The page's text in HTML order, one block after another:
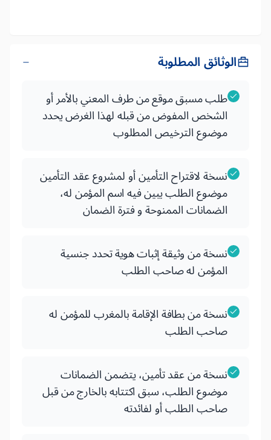
الوثائق المطلوبة
طلب مسبق موقع من طرف المعني بالأمر أو
الشخص المفوض من قبله لهذا الغرض يحدد
موضوع الترخيص المطلوب
نسخة لاقتراح التأمين أو لمشروع عقد التأمين
موضوع الطلب يبين فيه اسم المؤمن له،
الضمانات الممنوحة و فترة الضمان
نسخة من وثيقة إثبات هوية تحدد جنسية
المؤمن له صاحب الطلب
نسخة من بطافة الإقامة بالمغرب للمؤمن له
صاحب الطلب
نسخة من عقد تأمين، يتضمن الضمانات
موضوع الطلب، سبق اكتتابه بالخارج من قبل
صاحب الطلب أو لفائدته